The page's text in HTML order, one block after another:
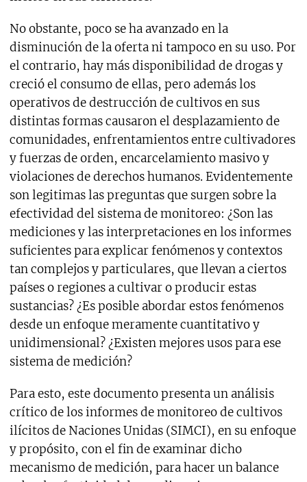
No obstante, poco se ha avanzado en la
disminución de la oferta ni tampoco en su uso. Por
el contrario, hay más disponibilidad de drogas y
creció el consumo de ellas, pero además los
operativos de destrucción de cultivos en sus
distintas formas causaron el desplazamiento de
comunidades, enfrentamientos entre cultivadores
y fuerzas de orden, encarcelamiento masivo y
violaciones de derechos humanos. Evidentemente
son legitimas las preguntas que surgen sobre la
efectividad del sistema de monitoreo: ¿Son las
mediciones y las interpretaciones en los informes
suficientes para explicar fenómenos y contextos
tan complejos y particulares, que llevan a ciertos
países o regiones a cultivar o producir estas
sustancias? ¿Es posible abordar estos fenómenos
desde un enfoque meramente cuantitativo y
unidimensional? ¿Existen mejores usos para ese
sistema de medición?
Para esto, este documento presenta un análisis
crítico de los informes de monitoreo de cultivos
ilícitos de Naciones Unidas (SIMCI), en su enfoque
y propósito, con el fin de examinar dicho
mecanismo de medición, para hacer un balance